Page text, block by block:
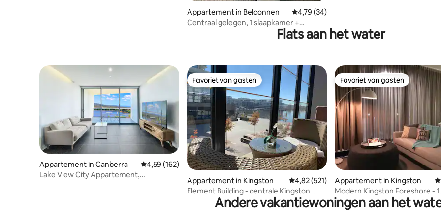
Appartement in Belconnen Gemiddelde beoordeling van 4,79 uit 5, 34
4,79 (34)
Centraal gelegen, 1 slaapkamer +
slaapbank | Gratis parkeren, spa,Flats aan het water
Appartement in Canberra Gemiddelde beoordeling van 4,59 uit 5, 162 recensies
4,59 (162)
Lake View City Appartement,
Favoriet van gasten
Favoriet van gasten
Appartement in Kingston Gemiddelde beoordeling van 4,82 uit 5, 521
4,82 (521)
Element Building - centrale Kingston
foreshore
Favoriet van gasten
Favoriet van gasten
Appartement in Kingston
Modern Kingston Foreshore - 1
queensize bed/
Andere vakantiewoningen aan het